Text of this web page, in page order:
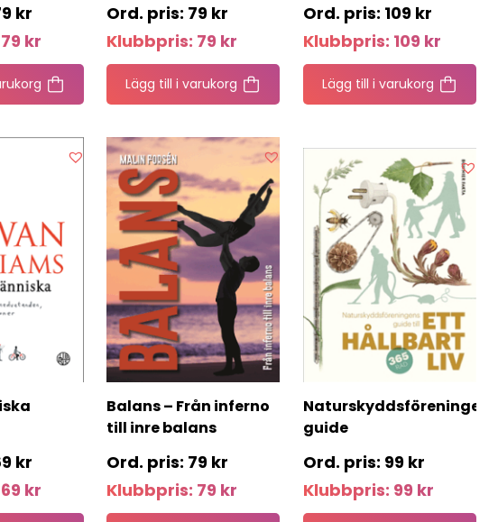
kr
79 kr
79 kr
Klubbpris: 79 kr
Lägg till i varukorg
109 kr
Klubbpris: 109 kr
Lägg till i varukorg
kr
69 kr
Balans – Från inferno
till inre balans
79 kr
Klubbpris: 79 kr
Naturskyddsföreningens
guide
99 kr
Klubbpris: 99 kr